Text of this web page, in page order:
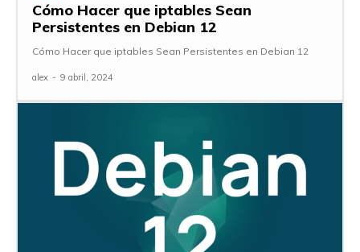
Cómo Hacer que iptables Sean
Persistentes en Debian 12
Cómo Hacer que iptables Sean Persistentes en Debian 12
alex - 9 abril, 2024